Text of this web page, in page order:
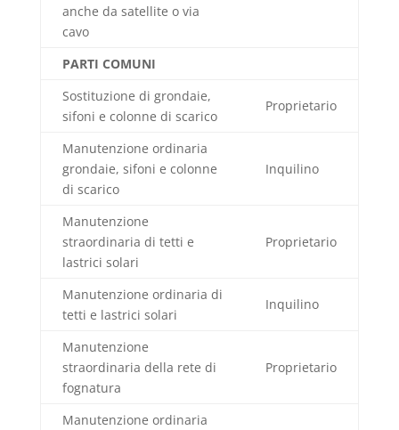
anche da satellite o via
cavo
PARTI COMUNI
Sostituzione di grondaie,
sifoni e colonne di scarico
Proprietario
Manutenzione ordinaria
grondaie, sifoni e colonne
di scarico
Inquilino
Manutenzione
straordinaria di tetti e
lastrici solari
Proprietario
Manutenzione ordinaria di
tetti e lastrici solari
Inquilino
Manutenzione
straordinaria della rete di
fognatura
Proprietario
Manutenzione ordinaria